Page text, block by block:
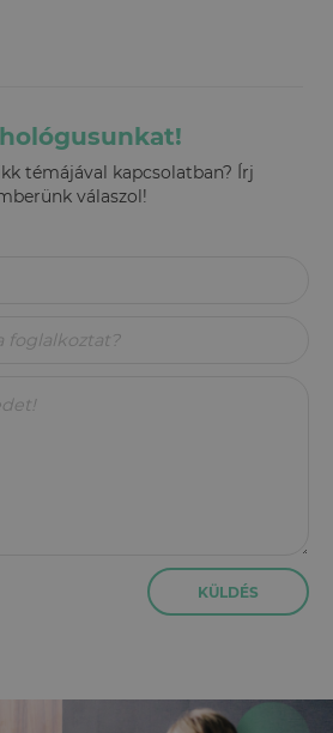
témájával kapcsolatban? Írj
válaszol!
KÜLDÉS